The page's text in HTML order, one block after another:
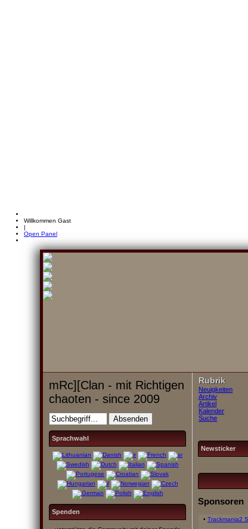
Willkommen Gast
|
Open Panel
mRc][Clan - mit Richtigen
chaoten - since 2009
Sprachwahl
Spenden
Rubrik
Neuigkeiten
Archiv
Artikel
Kalender
Suche
Newsticker
Sponsoren
• Trackmania2